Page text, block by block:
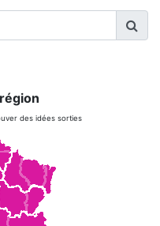
des idées sorties